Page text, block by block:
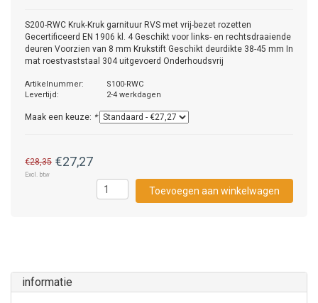
S200-RWC Kruk-Kruk garnituur RVS met vrij-bezet rozetten
Gecertificeerd EN 1906 kl. 4 Geschikt voor links- en rechtsdraaiende
deuren Voorzien van 8 mm Krukstift Geschikt deurdikte 38-45 mm In
mat roestvaststaal 304 uitgevoerd Onderhoudsvrij
Artikelnummer:
S100-RWC
Levertijd:
2-4 werkdagen
Maak een keuze: *
€28,35 €27,27
Excl. btw
Toevoegen aan winkelwagen
informatie